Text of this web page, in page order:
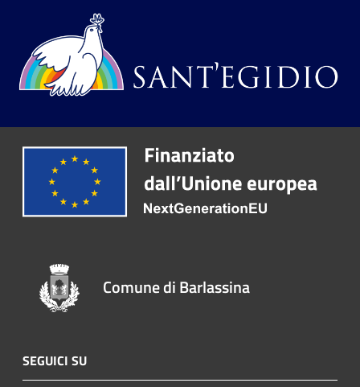
Comune di Barlassina
SEGUICI SU